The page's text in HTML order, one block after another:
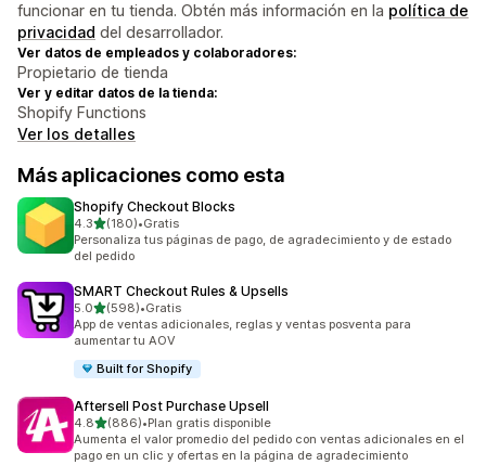
funcionar en tu tienda. Obtén más información en la política de
privacidad del desarrollador.
Ver datos de empleados y colaboradores:
Propietario de tienda
Ver y editar datos de la tienda:
Shopify Functions
Ver los detalles
Más aplicaciones como esta
Shopify Checkout Blocks
4.3de 5 estrellas
(180)
180 reseñas en total
•Gratis
Personaliza tus páginas de pago, de agradecimiento y de estado
del pedido
SMART Checkout Rules & Upsells
5.0de 5 estrellas
(598)
598 reseñas en total
•Gratis
App de ventas adicionales, reglas y ventas posventa para
aumentar tu AOV
Built for Shopify
Aftersell Post Purchase Upsell
4.8de 5 estrellas
(886)
886 reseñas en total
•Plan gratis disponible
Aumenta el valor promedio del pedido con ventas adicionales en el
pago en un clic y ofertas en la página de agradecimiento